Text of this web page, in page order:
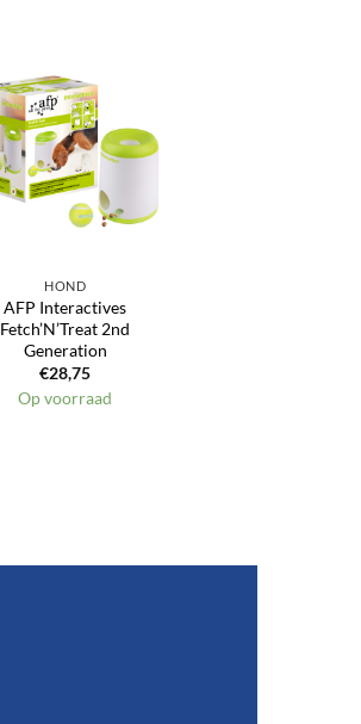
Toevoegen
aan
verlanglijst
HOND
AFP Interactives
Fetch’N’Treat 2nd
Generation
€28,75
Op voorraad